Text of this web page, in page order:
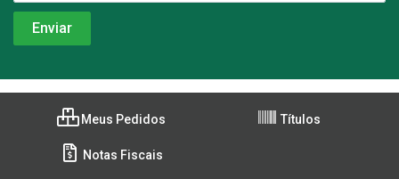
Meus Pedidos Títulos
Notas Fiscais